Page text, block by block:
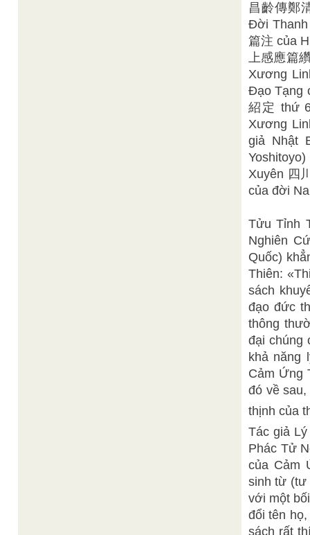
昌齡傳鄭
Đời Thanh
篇注 của
上感應篇
Xương
Đạo Tạng
紹定 thứ
Xương
giả Nhật
Xuyên 四
của đời
Tửu Tỉnh
Nghiên
Quốc)
Thiên:
sách
đạo đức
thông
đại chúng
khả năng
Cảm Ứng
đó về
thịnh của
Tác giả
Phác Tử
của Cảm
sinh từ (tư
với một
đổi tên
sách rất